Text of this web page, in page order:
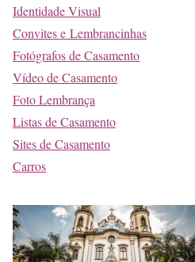
Identidade Visual
Convites e Lembrancinhas
Fotógrafos de Casamento
Vídeo de Casamento
Foto Lembrança
Listas de Casamento
Sites de Casamento
Carros